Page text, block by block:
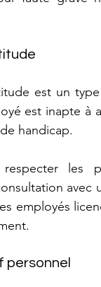
est un
est inapte à
handicap.
les
employés
personnel